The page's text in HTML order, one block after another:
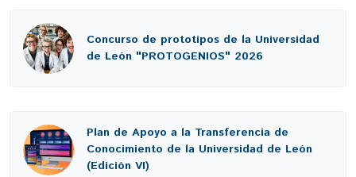
Concurso de prototipos de la Universidad
de León "PROTOGENIOS" 2026
Plan de Apoyo a la Transferencia de
Conocimiento de la Universidad de León
(Edición VI)